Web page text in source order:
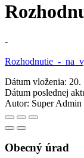
-
Rozhodnutie_-
Dátum vloženia: 20.
Dátum poslednej
Autor: Super Admin
Obecný úrad